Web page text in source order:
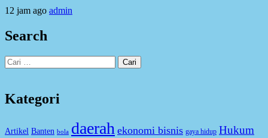
12 jam ago admin
Search
Cari
untuk:
Kategori
Artikel Banten bola daerah ekonomi bisnis gaya hidup Hukum